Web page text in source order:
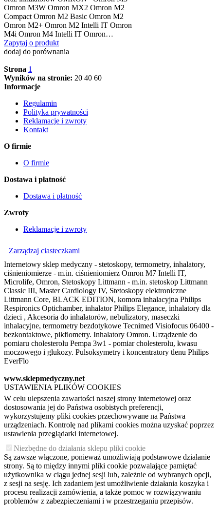
Omron M3W Omron MX2 Omron M2
Compact Omron M2 Basic Omron M2
Omron M2+ Omron M2 Intelli IT Omron
M4i Omron M4 Intelli IT Omron…
Zapytaj o produkt
dodaj do porównania
Strona 1
Wyników na stronie: 20 40 60
Informacje
Regulamin
Polityka prywatności
Reklamacje i zwroty
Kontakt
O firmie
O firmie
Dostawa i płatność
Dostawa i płatność
Zwroty
Reklamacje i zwroty
Zarządzaj ciasteczkami
Internetowy sklep medyczny - stetoskopy, termometry, inhalatory,
ciśnieniomierze - m.in. ciśnieniomierz Omron M7 Intelli IT,
Microlife, Omron, Stetoskopy Littmann - m.in. stetoskop Littmann
Classic III, Master Cardiology IV, Stetoskopy elektroniczne
Littmann Core, BLACK EDITION, komora inhalacyjna Philips
Respironics Optichamber, inhalator Philips Elegance, inhalatory dla
dzieci , Akcesoria do inhalatorów, nebulizatory, maseczki
inhalacyjne, termometry bezdotykowe Tecnimed Visiofocus 06400 -
bezkontaktowe, pikflometry. Inhalatory Omron. Urządzenie do
pomiaru cholesterolu Pempa 3w1 - pomiar cholesterolu, kwasu
moczowego i glukozy. Pulsoksymetry i koncentratory tlenu Philips
EverFlo
www.sklepmedyczny.net
USTAWIENIA PLIKÓW COOKIES
W celu ulepszenia zawartości naszej strony internetowej oraz
dostosowania jej do Państwa osobistych preferencji,
wykorzystujemy pliki cookies przechowywane na Państwa
urządzeniach. Kontrolę nad plikami cookies można uzyskać poprzez
ustawienia przeglądarki internetowej.
Niezbędne do działania sklepu pliki cookie
Są zawsze włączone, ponieważ umożliwiają podstawowe działanie
strony. Są to między innymi pliki cookie pozwalające pamiętać
użytkownika w ciągu jednej sesji lub, zależnie od wybranych opcji,
z sesji na sesję. Ich zadaniem jest umożliwienie działania koszyka i
procesu realizacji zamówienia, a także pomoc w rozwiązywaniu
problemów z zabezpieczeniami i w przestrzeganiu przepisów.